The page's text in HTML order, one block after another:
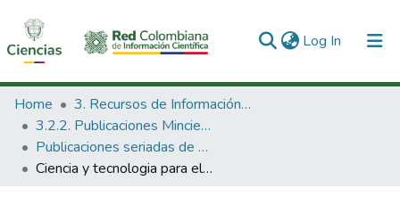
Log In (current)
Communities & Collections
All of DSpace
Statistics
Home
3. Recursos de Información Científica y Tecnológica
3.2.2. Publicaciones Minciencias
Publicaciones seriadas de Minciencias
Ciencia y tecnologia para el desarrollo